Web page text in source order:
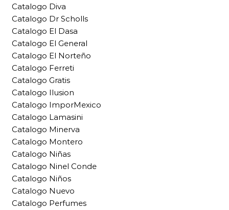
Catalogo Diva
Catalogo Dr Scholls
Catalogo El Dasa
Catalogo El General
Catalogo El Norteño
Catalogo Ferreti
Catalogo Gratis
Catalogo Ilusion
Catalogo ImporMexico
Catalogo Lamasini
Catalogo Minerva
Catalogo Montero
Catalogo Niñas
Catalogo Ninel Conde
Catalogo Niños
Catalogo Nuevo
Catalogo Perfumes